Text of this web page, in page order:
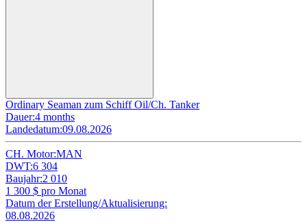
Ordinary Seaman zum Schiff Oil/Ch. Tanker
Dauer:4 months
Landedatum:09.08.2026
CH. Motor:MAN
DWT:6 304
Baujahr:2 010
1 300 $ pro Monat
Datum der Erstellung/Aktualisierung:
08.08.2026